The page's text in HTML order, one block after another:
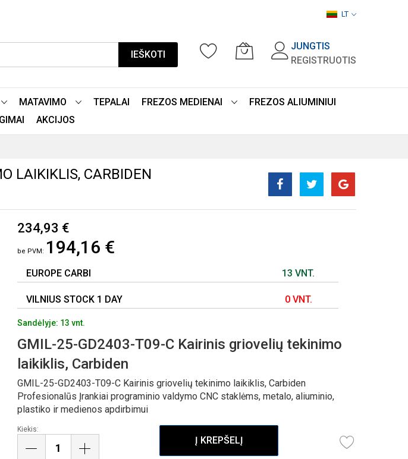
LT
IEŠKOTI
JUNGTIS
REGISTRUOTIS
MATAVIMO TEPALAI FREZOS MEDIENAI
FREZOS ALIUMINIUI
AKCIJOS
LAIKIKLIS, CARBIDEN
234,93 €
194,16 €
EUROPE CARBI 13 VNT.
VILNIUS STOCK 1 DAY 0 VNT.
Sandėlyje: 13 vnt.
GMIL-25-GD2403-T09-C Kairinis griovelių tekinimo
laikiklis, Carbiden
GMIL-25-GD2403-T09-C Kairinis griovelių tekinimo laikiklis, Carbiden
Profesionalūs Įrankiai programinio valdymo CNC staklėms, metalo, aliuminio,
plastiko ir medienos apdirbimui
Kiekis:
Į KREPŠELĮ